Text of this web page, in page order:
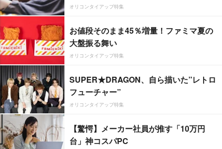
オリコンタイアップ特集
お値段そのまま45％増量！ファミマ夏の
大盤振る舞い
オリコンタイアップ特集
SUPER★DRAGON、自ら描いた”レトロ
フューチャー”
オリコンタイアップ特集
【驚愕】メーカー社員が推す「10万円
台」神コスパPC